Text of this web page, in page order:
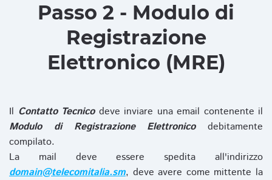
Passo 2 - Modulo di
Registrazione
Elettronico (MRE)
Il Contatto Tecnicodeve inviare una email contenente il
Modulo di Registrazione Elettronicodebitamente
compilato.
La mail deve essere spedita all'indirizzo
domain@telecomitalia.sm, deve avere come mittente la